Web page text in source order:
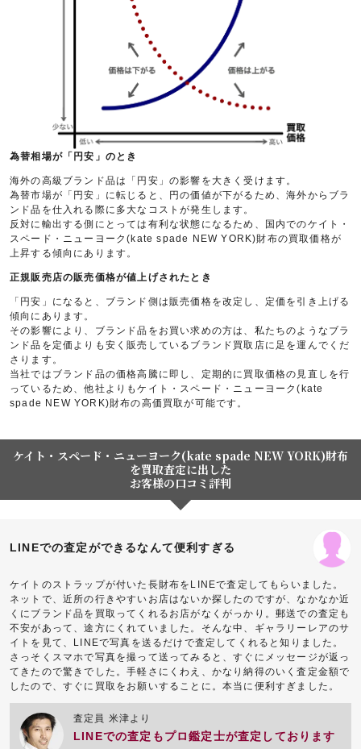
為替相場が「円安」のとき
海外の高級ブランド品は「円安」の影響を大きく受けます。
為替市場が「円安」に転じると、円の価値が下がるため、海外からブラ
ンド品を仕入れる際に多大なコストが発生します。
反対に輸出する側にとっては有利な状態になるため、国内でのケイト・
スペード・ニューヨーク(kate spade NEW YORK)財布の買取価格が
上昇する傾向にあります。
正規販売店の販売価格が値上げされたとき
「円安」になると、ブランド側は販売価格を改定し、定価を引き上げる
傾向にあります。
その影響により、ブランド品をお買い求めの方は、私たちのようなブラ
ンド品を定価よりも安く販売しているブランド買取店に足を運んでくだ
さります。
当社ではブランド品の価格高騰に即し、定期的に買取価格の見直しを行
っているため、他社よりもケイト・スペード・ニューヨーク(kate
spade NEW YORK)財布の高価買取が可能です。
ケイト・スペード・ニューヨーク(kate spade NEW YORK)財布
を買取査定に出した
お客様の口コミ評判
LINEでの査定ができるなんて便利すぎる
ケイトのストラップが付いた長財布をLINEで査定してもらいました。
ネットで、近所の行きやすいお店はないか探したのですが、なかなか近
くにブランド品を買取ってくれるお店がなくがっかり。郵送での査定も
不安があって、途方にくれていました。そんな中、ギャラリーレアのサ
イトを見て、LINEで写真を送るだけで査定してくれると知りました。
さっそくスマホで写真を撮って送ってみると、すぐにメッセージが返っ
てきたので驚きでした。手軽さにくわえ、かなり納得のいく査定金額で
したので、すぐに買取をお願いすることに。本当に便利すぎました。
査定員 米津より
LINEでの査定もプロ鑑定士が査定しております